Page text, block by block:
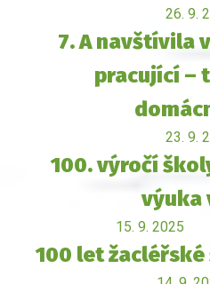
26. 9.
7. A navštívila
pracující –
23. 9.
100. výročí
výuka
15. 9. 2025
100 let